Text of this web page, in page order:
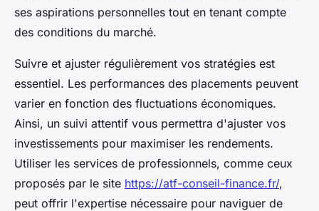
ses aspirations personnelles tout en tenant compte
des conditions du marché.
Suivre et ajuster régulièrement vos stratégies est
essentiel. Les performances des placements peuvent
varier en fonction des fluctuations économiques.
Ainsi, un suivi attentif vous permettra d'ajuster vos
investissements pour maximiser les rendements.
Utiliser les services de professionnels, comme ceux
proposés par le site https://atf-conseil-finance.fr/,
peut offrir l'expertise nécessaire pour naviguer de